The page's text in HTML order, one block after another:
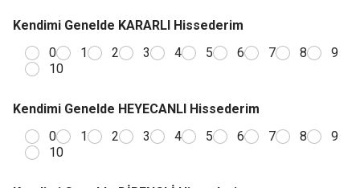
Kendimi Genelde KARARLI Hissederim
0
1 2 3 4 5 6 7 8
9
10
Kendimi Genelde HEYECANLI Hissederim
0
1 2 3 4 5 6 7 8
9
10